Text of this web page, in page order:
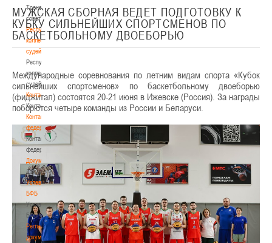
Тренерский
совет
Республиканская
коллегия
судей
Республиканская
коллегия
судей
Контакты
Контакты
Контакты
федерации
Контакты
федерации
Документы
Документы
Устав
БФБ
Устав
БФБ
Регламентирующие
документы
МУЖСКАЯ СБОРНАЯ ВЕДЕТ ПОДГОТОВКУ К
КУБКУ СИЛЬНЕЙШИХ СПОРТСМЕНОВ ПО
БАСКЕТБОЛЬНОМУ ДВОЕБОРЬЮ
Международные соревнования по летним видам спорта «Кубок
сильнейших спортсменов» по баскетбольному двоеборью
(фиджитал) состоятся 20-21 июня в Ижевске (Россия). За награды
поборются четыре команды из России и Беларуси.